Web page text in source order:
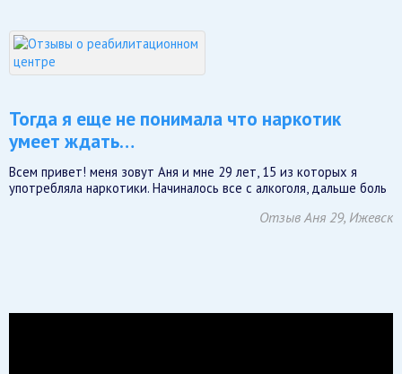
Тогда я еще не понимала что наркотик
умеет ждать…
Всем привет! меня зовут Аня и мне 29 лет, 15 из которых я
употребляла наркотики. Начиналось все с алкоголя, дальше боль
Отзыв Аня 29, Ижевск